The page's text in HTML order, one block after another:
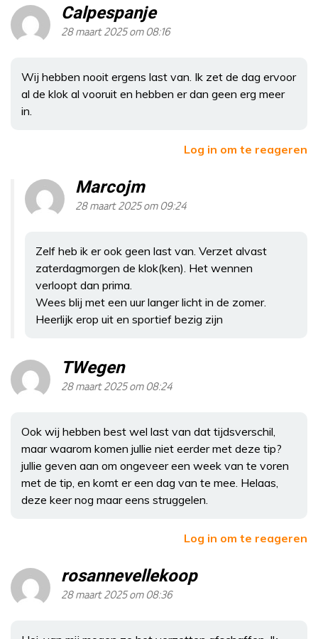
Calpespanje
28 maart 2025 om 08:16
Wij hebben nooit ergens last van. Ik zet de dag ervoor
al de klok al vooruit en hebben er dan geen erg meer
in.
Log in om te reageren
Marcojm
28 maart 2025 om 09:24
Zelf heb ik er ook geen last van. Verzet alvast
zaterdagmorgen de klok(ken). Het wennen
verloopt dan prima.
Wees blij met een uur langer licht in de zomer.
Heerlijk erop uit en sportief bezig zijn
TWegen
28 maart 2025 om 08:24
Ook wij hebben best wel last van dat tijdsverschil,
maar waarom komen jullie niet eerder met deze tip?
jullie geven aan om ongeveer een week van te voren
met de tip, en komt er een dag van te mee. Helaas,
deze keer nog maar eens struggelen.
Log in om te reageren
rosannevellekoop
28 maart 2025 om 08:36